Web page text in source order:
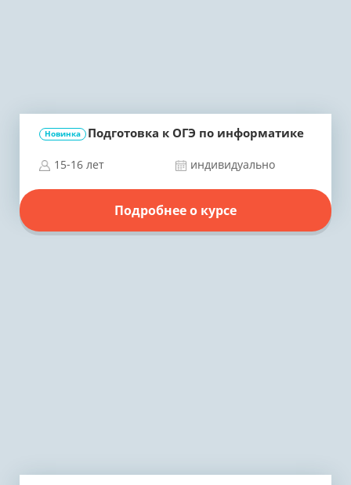
Новинка Подготовка к ОГЭ по информатике
15-16 лет индивидуально
Подробнее о курсе